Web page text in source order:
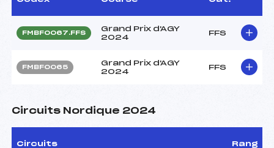
FMBF0067.FFS
Grand Prix d'AGY
2024
FFS
FMBF0065
Grand Prix d'AGY
2024
FFS
Circuits Nordique 2024
Circuits Rang